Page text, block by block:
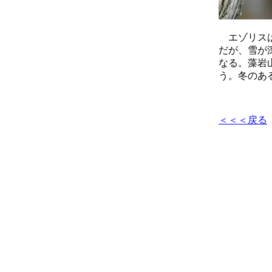
エゾリス
だが、雪が
なる。藻岩
う。冬のあ
＜＜＜戻る